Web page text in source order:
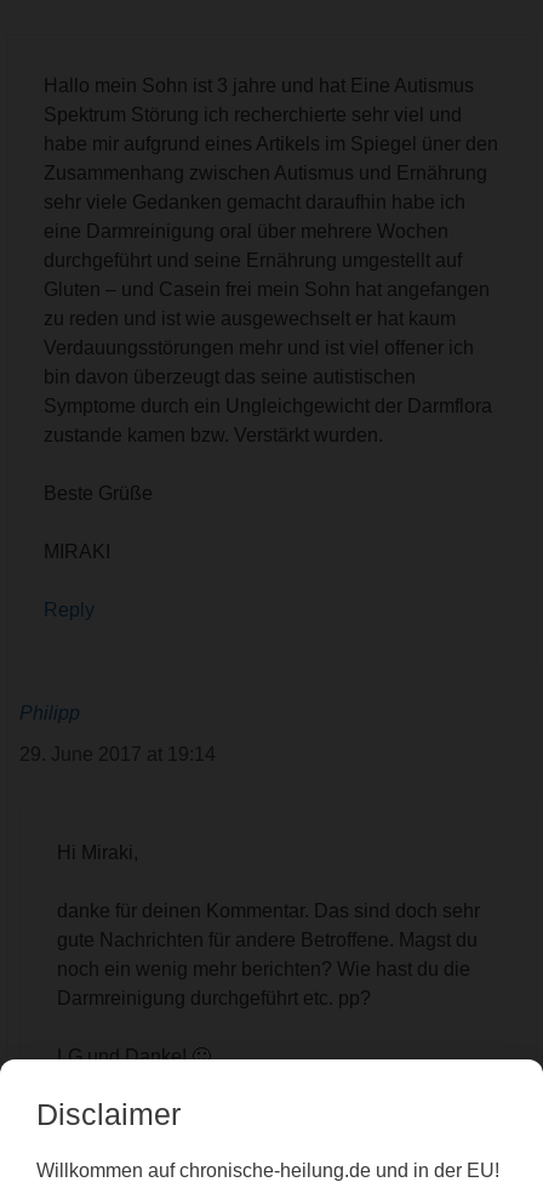
Hallo mein Sohn ist 3 jahre und hat Eine Autismus
Spektrum Störung ich recherchierte sehr viel und
habe mir aufgrund eines Artikels im Spiegel üner den
Zusammenhang zwischen Autismus und Ernährung
sehr viele Gedanken gemacht daraufhin habe ich
eine Darmreinigung oral über mehrere Wochen
durchgeführt und seine Ernährung umgestellt auf
Gluten – und Casein frei mein Sohn hat angefangen
zu reden und ist wie ausgewechselt er hat kaum
Verdauungsstörungen mehr und ist viel offener ich
bin davon überzeugt das seine autistischen
Symptome durch ein Ungleichgewicht der Darmflora
zustande kamen bzw. Verstärkt wurden.
Beste Grüße
MIRAKI
Reply
Philipp
29. June 2017 at 19:14
Hi Miraki,
danke für deinen Kommentar. Das sind doch sehr
gute Nachrichten für andere Betroffene. Magst du
noch ein wenig mehr berichten? Wie hast du die
Darmreinigung durchgeführt etc. pp?
LG und Danke! 🙂
Disclaimer
Willkommen auf chronische-heilung.de und in der EU!